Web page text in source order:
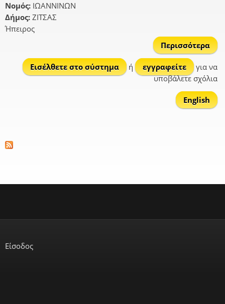
Νομός: ΙΩΑΝΝΙΝΩΝ
Δήμος: ΖΙΤΣΑΣ
Ήπειρος
Περισσότερα
Εισέλθετε στο σύστημα
ή εγγραφείτε
για να
υποβάλετε σχόλια
English
Είσοδος